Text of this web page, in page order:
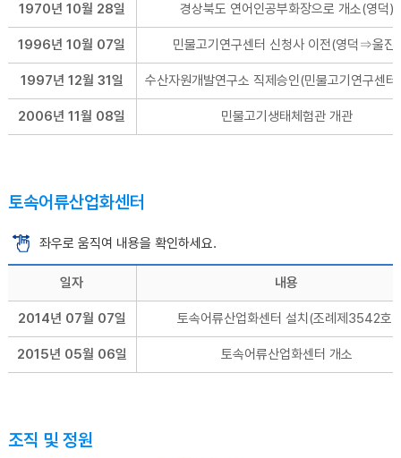
1970년 10월 28일 경상북도 연어인공부화장으로 개소(영덕)
1996년 10월 07일 민물고기연구센터 신청사 이전(영덕⇒울진)
1997년 12월 31일 수산자원개발연구소 직제승인(민물고기연구센
2006년 11월 08일 민물고기생태체험관 개관
토속어류산업화센터
좌우로 움직여 내용을 확인하세요.
일자 내용
2014년 07월 07일 토속어류산업화센터 설치(조례제3542호)
2015년 05월 06일 토속어류산업화센터 개소
조직 및 정원